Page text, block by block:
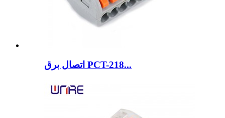
اتصال برق PCT-218...